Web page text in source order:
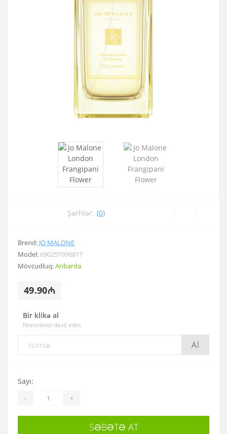
Şərhlər: (0)
Brend: JO MALONE
Model: 690251096817
Mövcudluq:Anbarda
49.90₼
Bir klikə al
Nömrənizi daxil edin
Al
Sayı:
- +
SƏBƏTƏ AT